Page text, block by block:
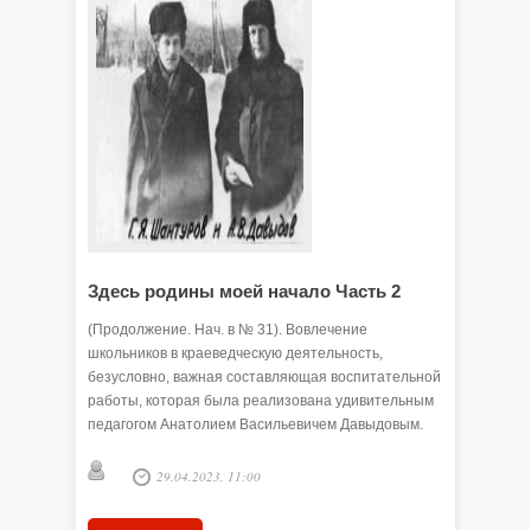
Здесь родины моей начало Часть 2
(Продолжение. Нач. в № 31). Вовлечение
школьников в краеведческую деятельность,
безусловно, важная составляющая воспитательной
работы, которая была реализована удивительным
педагогом Анатолием Васильевичем Давыдовым.
29.04.2023, 11:00